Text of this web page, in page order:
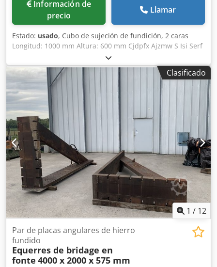
Información de
precio
Llamar
Estado: usado, Cubo de sujeción de fundición, 2 caras
Longitud: 1000 mm Altura: 600 mm Cjdpfx Ajzmw S Isi Serf
Profundidad: 800 mm Dimensiones de ranuras en T: 38 x
22 mm Peso: aprox. 600 kg
Clasificado
1 / 12
Par de placas angulares de hierro
fundido
Equerres de bridage en
fonte 4000 x 2000 x 575 mm